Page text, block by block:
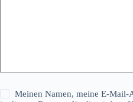
Meinen Namen, meine E-Mail-